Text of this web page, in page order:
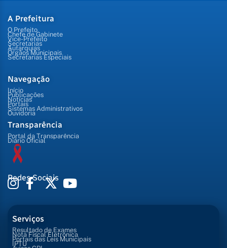
A Prefeitura
O Prefeito
Chefe de Gabinete
Vice-Prefeito
Secretarias
Autarquias
Órgãos Municipais
Secretarias Especiais
Navegação
Início
Publicações
Notícias
Portais
Sistemas Administrativos
Ouvidoria
Transparência
Portal da Transparência
Diário Oficial
Redes Sociais
Serviços
Resultado de Exames
Nota Fiscal Eletrônica
Portais das Leis Municipais
IPTU